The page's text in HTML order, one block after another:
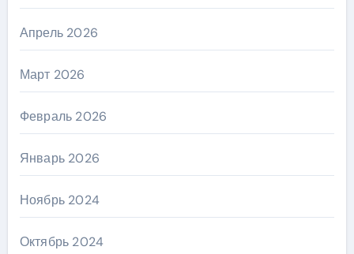
Апрель 2026
Март 2026
Февраль 2026
Январь 2026
Ноябрь 2024
Октябрь 2024